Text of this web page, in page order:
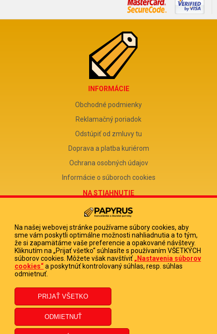
INFORMÁCIE
Obchodné podmienky
Reklamačný poriadok
Odstúpiť od zmluvy tu
Doprava a platba kuriérom
Ochrana osobných údajov
Informácie o súboroch cookies
NA STIAHNUTIE
Reklamačný formulár
Odstúpenie od zmluvy
Poučenie o odstúpení od zmluvy
FIRMA
PAPYRUS POPRAD, s.r.o.
DIČ 2020513880
IČ DPH SK2020513880
Na našej webovej stránke používame súbory cookies, aby
sme vám poskytli optimálne možnosti nahliadnutia a to tým,
že si zapamätáme vaše preferencie a opakované návštevy.
Kliknutím na „Prijať všetko“ súhlasíte s používaním VŠETKÝCH
súborov cookies. Môžete však navštíviť „Nastavenia súborov
cookies“a poskytnúť kontrolovaný súhlas, resp. súhlas
odmietnuť.